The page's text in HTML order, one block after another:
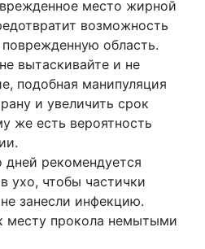
место жирной
возможность
область.
вытаскивайте и не
подобная манипуляция
и увеличить срок
же есть вероятность
дней рекомендуется
ухо, чтобы частички
занесли инфекцию.
месту прокола немытыми